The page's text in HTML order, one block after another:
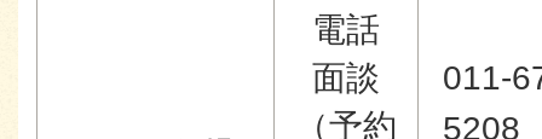
電話
面談
（予約
011-
5208